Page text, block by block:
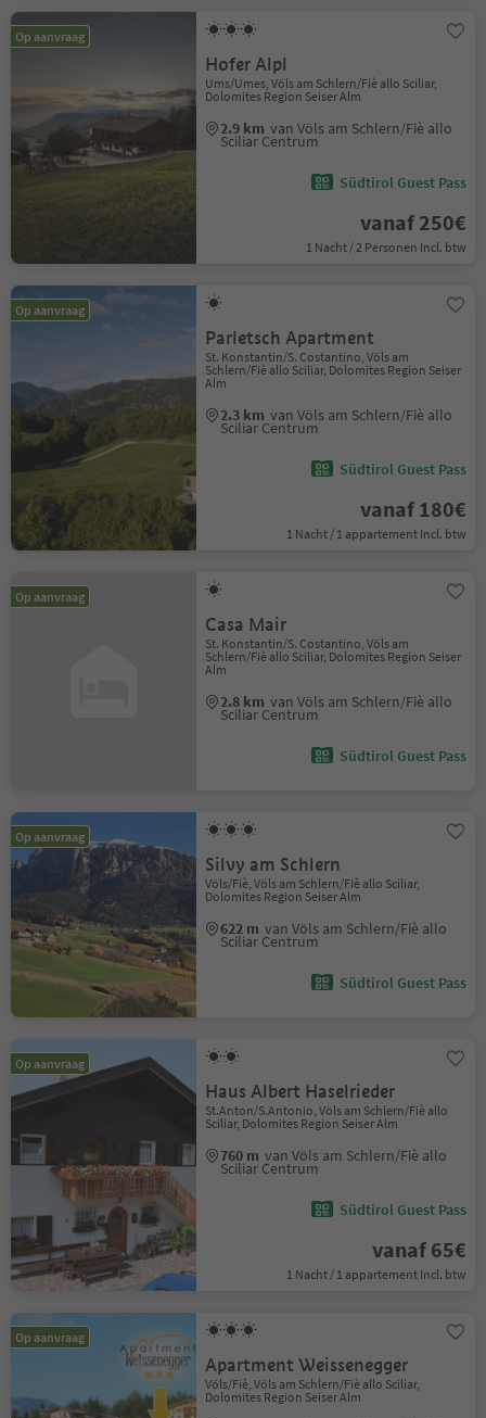
Op aanvraag
Hofer Alpl
Ums/Umes, Völs am Schlern/Fiè allo Sciliar,
Dolomites Region Seiser Alm
2.9 km van Völs am Schlern/Fiè allo
Sciliar Centrum
Südtirol Guest Pass
vanaf 250€
1 Nacht / 2 Personen Incl. btw
Op aanvraag
Parletsch Apartment
St. Konstantin/S. Costantino, Völs am
Schlern/Fiè allo Sciliar, Dolomites Region Seiser
Alm
2.3 km van Völs am Schlern/Fiè allo
Sciliar Centrum
Südtirol Guest Pass
vanaf 180€
1 Nacht / 1 appartement Incl. btw
Op aanvraag
Casa Mair
St. Konstantin/S. Costantino, Völs am
Schlern/Fiè allo Sciliar, Dolomites Region Seiser
Alm
2.8 km van Völs am Schlern/Fiè allo
Sciliar Centrum
Südtirol Guest Pass
Op aanvraag
Silvy am Schlern
Völs/Fiè, Völs am Schlern/Fiè allo Sciliar,
Dolomites Region Seiser Alm
622 m van Völs am Schlern/Fiè allo
Sciliar Centrum
Südtirol Guest Pass
Op aanvraag
Haus Albert Haselrieder
St.Anton/S.Antonio, Völs am Schlern/Fiè allo
Sciliar, Dolomites Region Seiser Alm
760 m van Völs am Schlern/Fiè allo
Sciliar Centrum
Südtirol Guest Pass
vanaf 65€
1 Nacht / 1 appartement Incl. btw
Op aanvraag
Apartment Weissenegger
Völs/Fiè, Völs am Schlern/Fiè allo Sciliar,
Dolomites Region Seiser Alm